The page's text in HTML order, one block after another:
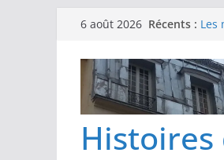
Passer
contenu
6 août 2026 Récents :
Les
Les
Les
Histoires